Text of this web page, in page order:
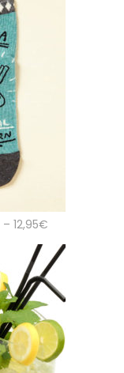
12,95€